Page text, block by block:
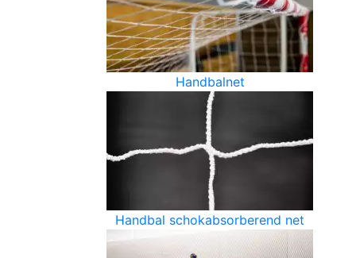
Handbalnet
Handbal schokabsorberend net